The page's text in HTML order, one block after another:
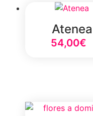
Atenea
54,00€